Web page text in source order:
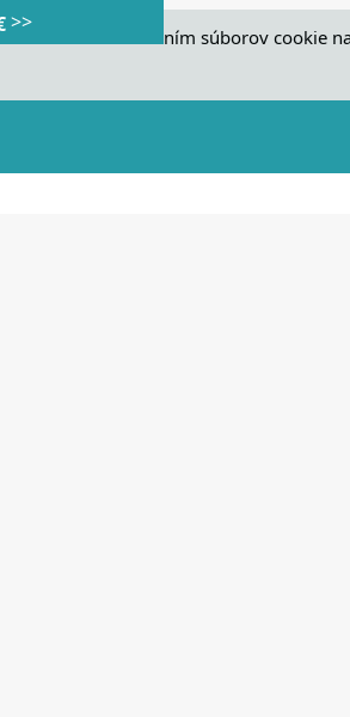
súhlasíte s ukladaním súborov cookie
>>